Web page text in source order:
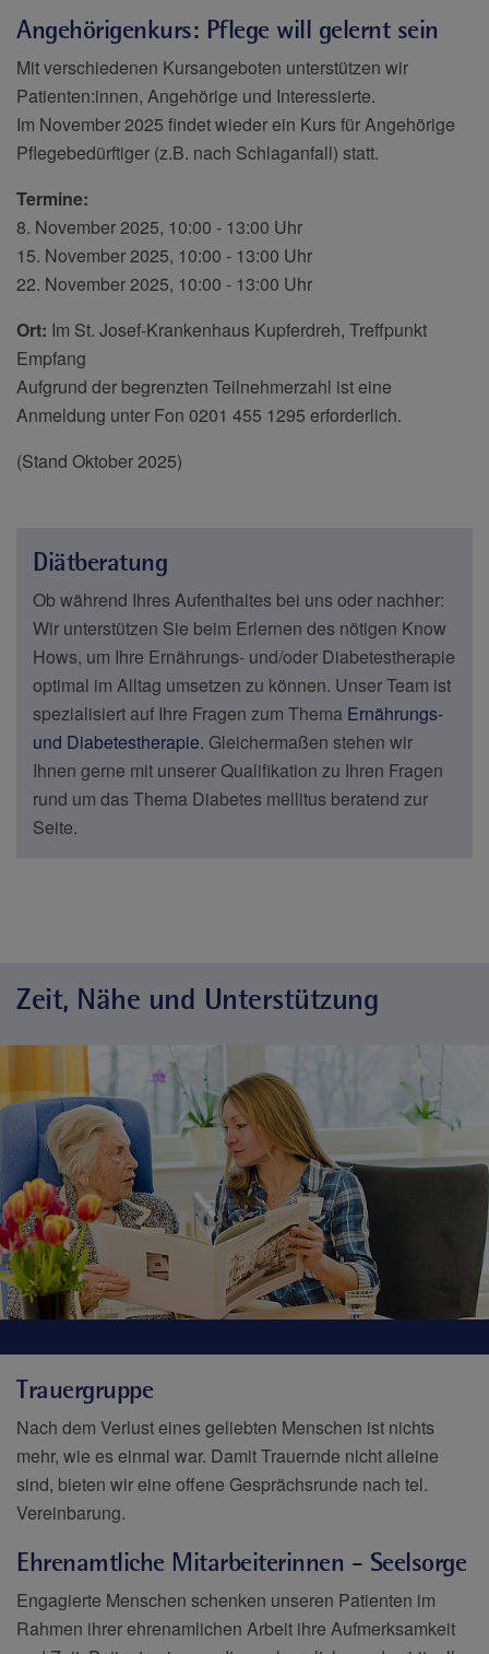
Angehörigenkurs: Pflege will gelernt sein
Mit verschiedenen Kursangeboten unterstützen wir
Patienten:innen, Angehörige und Interessierte.
Im November 2025 findet wieder ein Kurs für Angehörige
Pflegebedürftiger (z.B. nach Schlaganfall) statt.
Termine:
8. November 2025, 10:00 - 13:00 Uhr
15. November 2025, 10:00 - 13:00 Uhr
22. November 2025, 10:00 - 13:00 Uhr
Ort: Im St. Josef-Krankenhaus Kupferdreh, Treffpunkt
Empfang
Aufgrund der begrenzten Teilnehmerzahl ist eine
Anmeldung unter Fon 0201 455 1295 erforderlich.
(Stand Oktober 2025)
Diätberatung
Ob während Ihres Aufenthaltes bei uns oder nachher:
Wir unterstützen Sie beim Erlernen des nötigen Know
Hows, um Ihre Ernährungs- und/oder Diabetestherapie
optimal im Alltag umsetzen zu können. Unser Team ist
spezialisiert auf Ihre Fragen zum Thema Ernährungs-
und Diabetestherapie. Gleichermaßen stehen wir
Ihnen gerne mit unserer Qualifikation zu Ihren Fragen
rund um das Thema Diabetes mellitus beratend zur
Seite.
Zeit, Nähe und Unterstützung
Trauergruppe
Nach dem Verlust eines geliebten Menschen ist nichts
mehr, wie es einmal war. Damit Trauernde nicht alleine
sind, bieten wir eine offene Gesprächsrunde nach tel.
Vereinbarung.
Ehrenamtliche Mitarbeiterinnen - Seelsorge
Engagierte Menschen schenken unseren Patienten im
Rahmen ihrer ehrenamlichen Arbeit ihre Aufmerksamkeit